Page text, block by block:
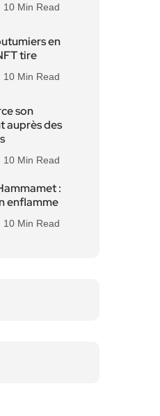
10 Min Read
en
tire
10 Min Read
son
auprès des
10 Min Read
:
enflamme
10 Min Read